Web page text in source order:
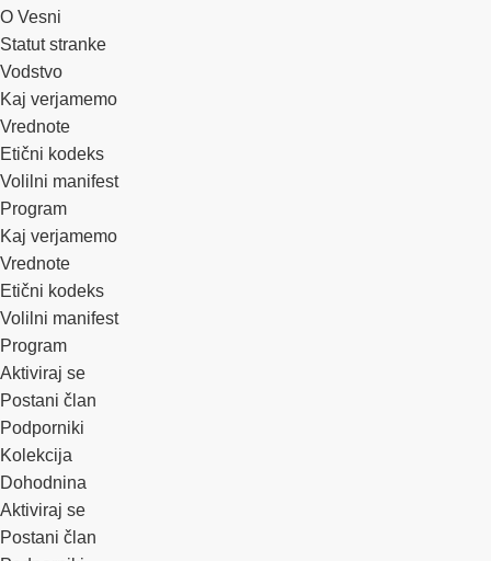
O Vesni
Statut stranke
Vodstvo
Kaj verjamemo
Vrednote
Etični kodeks
Volilni manifest
Program
Kaj verjamemo
Vrednote
Etični kodeks
Volilni manifest
Program
Aktiviraj se
Postani član
Podporniki
Kolekcija
Dohodnina
Aktiviraj se
Postani član